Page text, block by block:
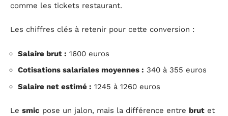
comme les tickets restaurant.
Les chiffres clés à retenir pour cette conversion :
Salaire brut : 1600 euros
Cotisations salariales moyennes : 340 à 355 euros
Salaire net estimé : 1245 à 1260 euros
Le smic pose un jalon, mais la différence entre brut et